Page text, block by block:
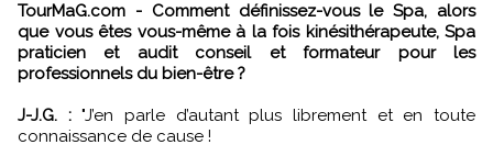
TourMaG.com - Comment définissez-vous le Spa, alors
que vous êtes vous-même à la fois kinésithérapeute, Spa
praticien et audit conseil et formateur pour les
professionnels du bien-être ?
J-J.G. :"J’en parle d’autant plus librement et en toute
connaissance de cause !